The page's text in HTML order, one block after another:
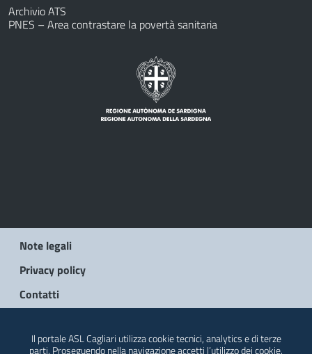
Archivio ATS
PNES – Area contrastare la povertà sanitaria
Note legali
Privacy policy
Contatti
Il portale ASL Cagliari utilizza cookie tecnici, analytics e di terze
parti. Proseguendo nella navigazione accetti l’utilizzo dei cookie.